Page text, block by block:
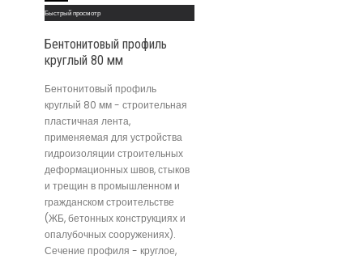
Быстрый просмотр
Бентонитовый профиль
круглый 80 мм
Бентонитовый профиль
круглый 80 мм - строительная
пластичная лента,
применяемая для устройства
гидроизоляции строительных
деформационных швов, стыков
и трещин в промышленном и
гражданском строительстве
(ЖБ, бетонных конструкциях и
опалубочных сооружениях).
Сечение профиля - круглое,